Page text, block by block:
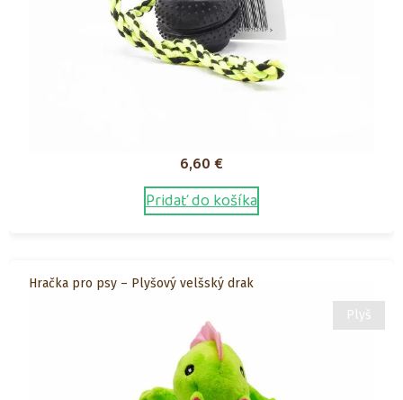
6,60 €
Pridať do košíka
Plyš
Hračka pro psy – Plyšový velšský drak